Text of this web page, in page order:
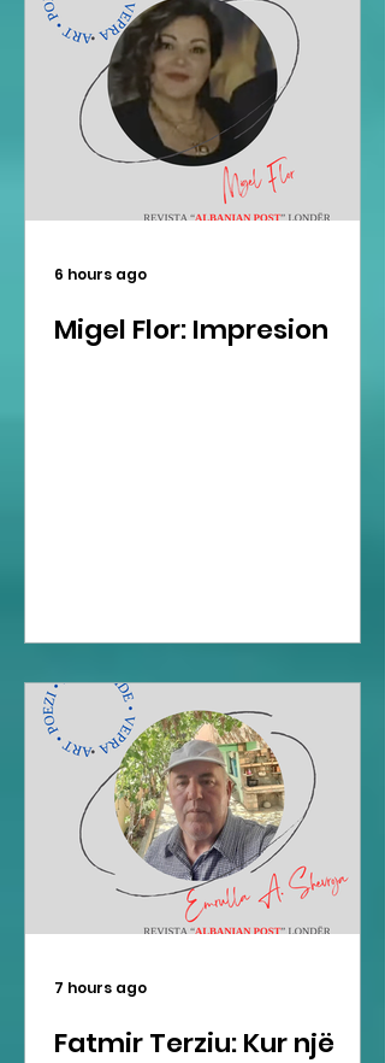
Migel Flor: Impresion
6 hours ago
Fatmir Terziu: Kur një
7 hours ago